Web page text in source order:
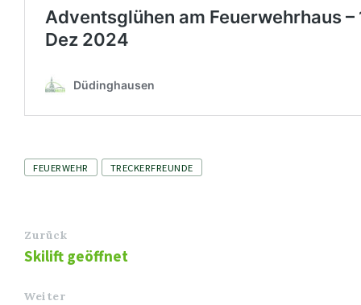
Tags
FEUERWEHR TRECKERFREUNDE
Zurück
Skilift geöffnet
Weiter